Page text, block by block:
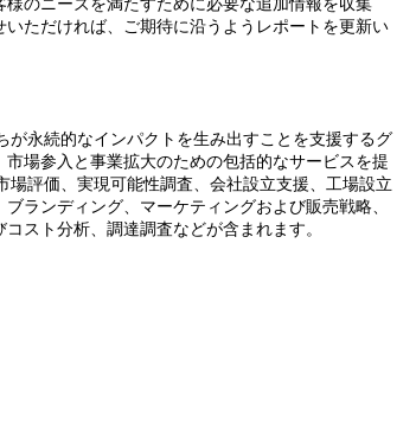
のニーズを満たすために必要な追加情報を収集
ただければ、ご期待に沿うようレポートを更新い
永続的なインパクトを生み出すことを支援するグ
場参入と事業拡大のための包括的なサービスを提
評価、実現可能性調査、会社設立支援、工場設立
ランディング、マーケティングおよび販売戦略、
スト分析、調達調査などが含まれます。